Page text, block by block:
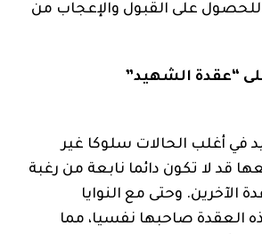
على القبول والإعجاب من
“عقدة الشهيد”
في أغلب الحالات سلوكا غير
قد لا تكون دائما نابعة من رغبة
وحتى مع النوايا
العقدة صاحبها نفسيا، مما